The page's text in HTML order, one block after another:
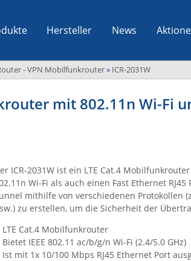
Hersteller News
- VPN Mobilfunkrouter» ICR-2031W
mit 802.11n Wi-Fi
ICR-2031W ist ein LTE Cat.4
Wi-Fi als auch einen Fast Ethernet
mithilfe von verschiedenen Protokollen
zu erstellen, um die Sicherheit der
LTE Cat.4 Mobilfunkrouter
Bietet IEEE 802.11 ac/b/g/n Wi-Fi (2.4/5.0 GHz)
Ist mit 1x 10/100 Mbps RJ45 Ethernet Port